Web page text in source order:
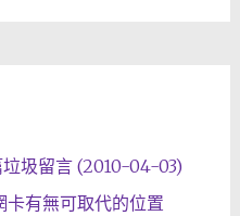
圾留言 (2010-04-03)
有無可取代的位置